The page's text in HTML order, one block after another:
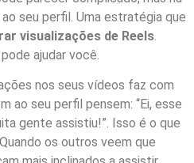
seu perfil. Uma estratégia que
visualizações de Reels.
ajudar você.
nos seus vídeos faz com
ao seu perfil pensem: “Ei, esse
gente assistiu!”. Isso é o que
os outros veem que